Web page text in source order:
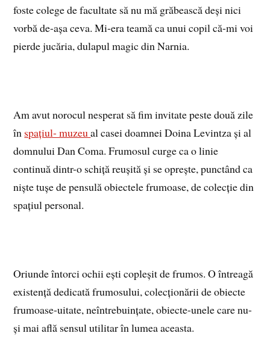
foste colege de facultate să nu mă grăbească deși nici
vorbă de-așa ceva. Mi-era teamă ca unui copil că-mi voi
pierde jucăria, dulapul magic din Narnia.
Am avut norocul nesperat să fim invitate peste două zile
în spațiul- muzeual casei doamnei Doina Levintza și al
domnului Dan Coma. Frumosul curge ca o linie
continuă dintr-o schiță reușită și se oprește, punctând ca
niște tușe de pensulă obiectele frumoase, de colecție din
spațiul personal.
Oriunde întorci ochii ești copleșit de frumos. O întreagă
existență dedicată frumosului, colecționării de obiecte
frumoase-uitate, neîntrebuințate, obiecte-unele care nu-
și mai află sensul utilitar în lumea aceasta.